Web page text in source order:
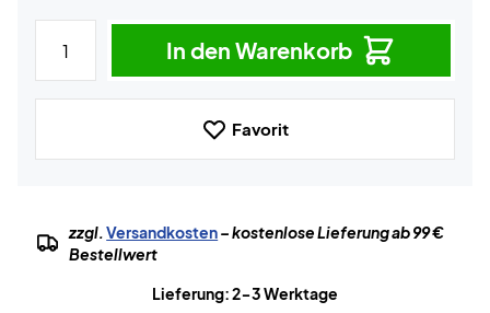
In den Warenkorb
Favorit
zzgl.Versandkosten– kostenlose Lieferung ab 99 €
Bestellwert
Lieferung: 2-3 Werktage